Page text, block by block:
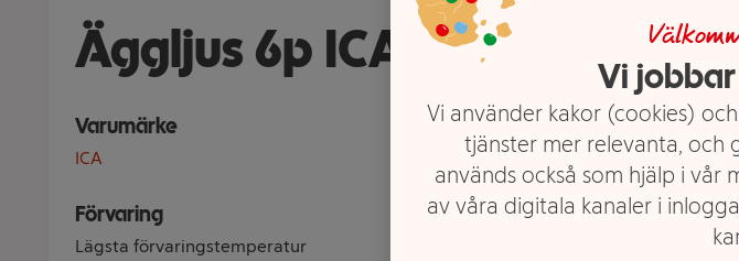
Äggljus 6p ICA
Varumärke
ICA
Förvaring
Lägsta förvaringstemperatur
Vi
Vi använder kakor (cookies)
tjänster mer relevanta, och
används också som hjälp i vår
av våra digitala kanaler i